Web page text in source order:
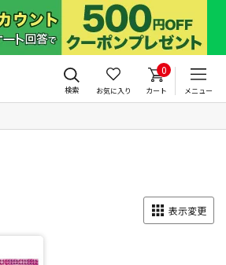
検索 お気に入り
0
カート メニュー
表示変更